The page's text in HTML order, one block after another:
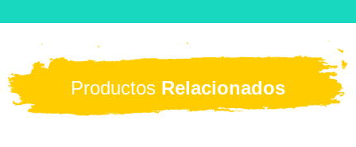
Productos Relacionados